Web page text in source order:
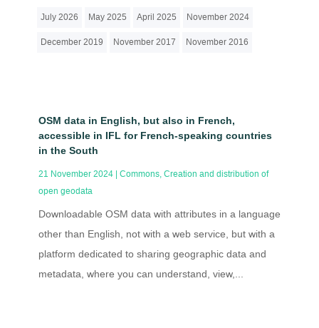
July 2026 May 2025 April 2025 November 2024
December 2019 November 2017 November 2016
OSM data in English, but also in French,
accessible in IFL for French-speaking countries
in the South
21 November 2024| Commons, Creation and distribution of
open geodata
Downloadable OSM data with attributes in a language
other than English, not with a web service, but with a
platform dedicated to sharing geographic data and
metadata, where you can understand, view,...